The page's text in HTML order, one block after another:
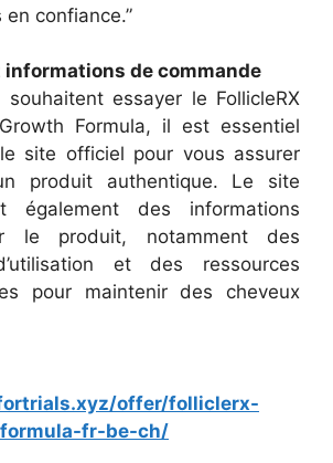
confiance.”
de commande
essayer le FollicleRX
Formula, il est essentiel
le site officiel pour vous assurer
produit authentique. Le site
également des informations
le produit, notamment des
et des ressources
pour maintenir des cheveux
offer/folliclerx-
fr-be-ch/